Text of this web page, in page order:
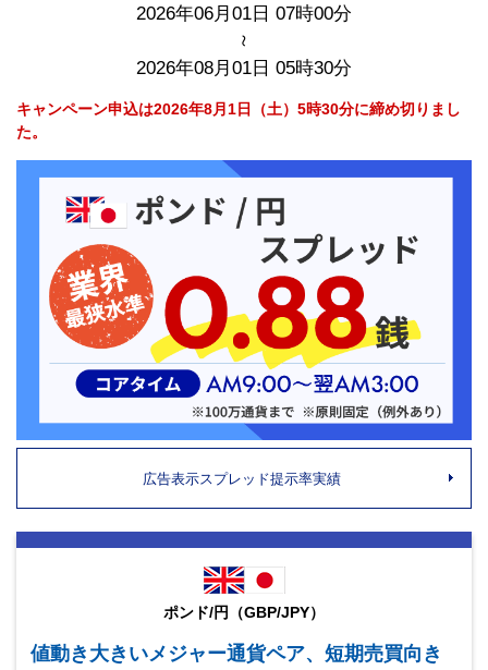
2026年06月01日 07時00分
～
2026年08月01日 05時30分
キャンペーン申込は2026年8月1日（土）5時30分に締め切りまし
た。
広告表示スプレッド提示率実績
ポンド/円（GBP/JPY）
値動き大きいメジャー通貨ペア、短期売買向き